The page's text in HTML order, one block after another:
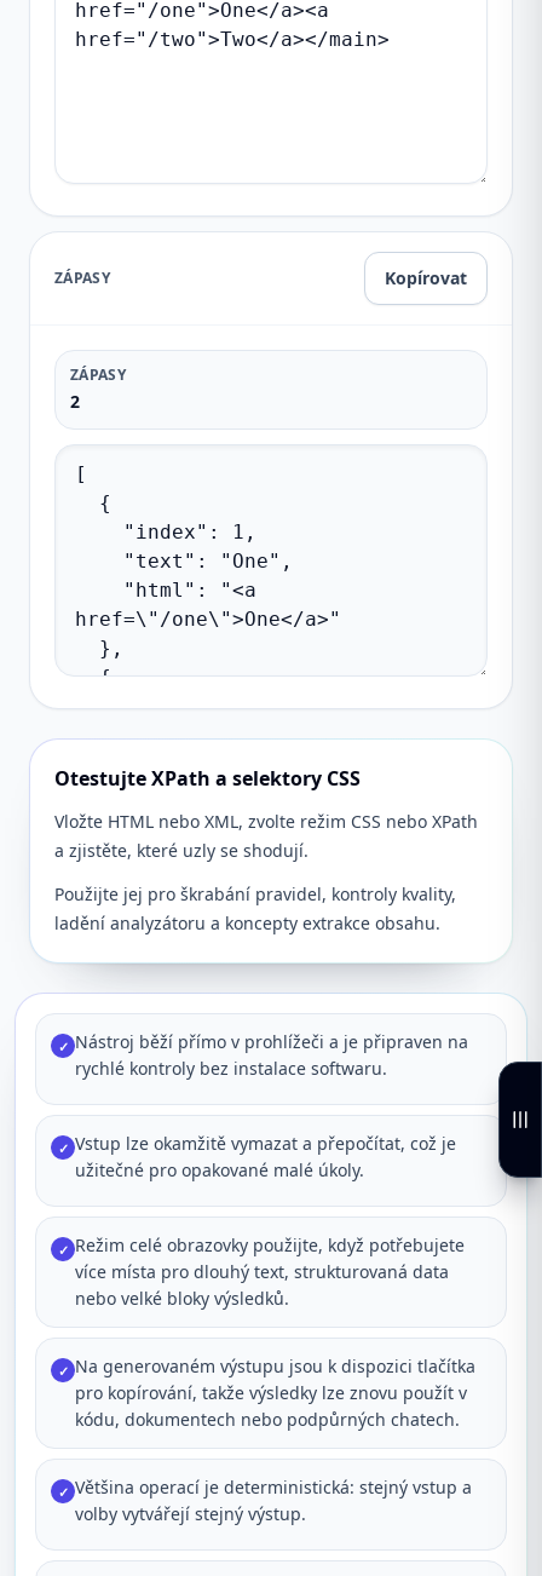
ZÁPASY Kopírovat
ZÁPASY
2
Otestujte XPath a selektory CSS
Vložte HTML nebo XML, zvolte režim CSS nebo XPath
a zjistěte, které uzly se shodují.
Použijte jej pro škrabání pravidel, kontroly kvality,
ladění analyzátoru a koncepty extrakce obsahu.
✓ Nástroj běží přímo v prohlížeči a je připraven na
rychlé kontroly bez instalace softwaru.
✓ Vstup lze okamžitě vymazat a přepočítat, což je
užitečné pro opakované malé úkoly.
✓ Režim celé obrazovky použijte, když potřebujete
více místa pro dlouhý text, strukturovaná data
nebo velké bloky výsledků.
✓ Na generovaném výstupu jsou k dispozici tlačítka
pro kopírování, takže výsledky lze znovu použít v
kódu, dokumentech nebo podpůrných chatech.
✓ Většina operací je deterministická: stejný vstup a
volby vytvářejí stejný výstup.